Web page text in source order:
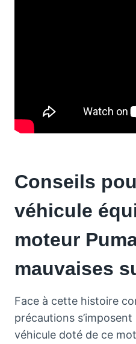
Conseils
véhicule
moteur
mauvaises
Face à cette histoire
précautions
véhicule doté de ce